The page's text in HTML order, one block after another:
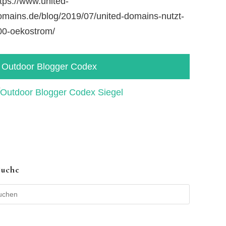
blog/2019/07/united-domains-nutzt-
oekostrom/
Outdoor Blogger Codex